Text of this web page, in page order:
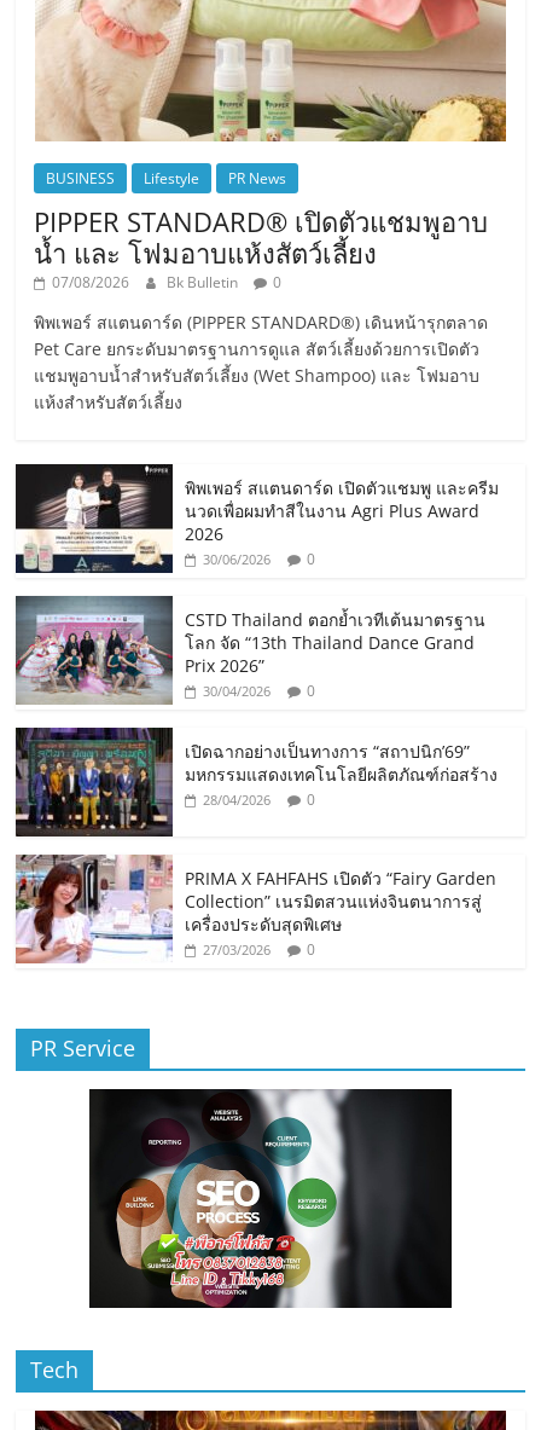
BUSINESS Lifestyle PR News
PIPPER STANDARD® เปิดตัวแชมพูอาบ
น้ำ และ โฟมอาบแห้งสัตว์เลี้ยง
07/08/2026 Bk Bulletin 0
พิพเพอร์ สแตนดาร์ด (PIPPER STANDARD®) เดินหน้ารุกตลาด
Pet Care ยกระดับมาตรฐานการดูแล สัตว์เลี้ยงด้วยการเปิดตัว
แชมพูอาบน้ำสำหรับสัตว์เลี้ยง (Wet Shampoo) และ โฟมอาบ
แห้งสำหรับสัตว์เลี้ยง
พิพเพอร์ สแตนดาร์ด เปิดตัวแชมพู และครีม
นวดเพื่อผมทำสีในงาน Agri Plus Award
2026
30/06/2026 0
CSTD Thailand ตอกย้ำเวทีเต้นมาตรฐาน
โลก จัด “13th Thailand Dance Grand
Prix 2026”
30/04/2026 0
เปิดฉากอย่างเป็นทางการ “สถาปนิก’69”
มหกรรมแสดงเทคโนโลยีผลิตภัณฑ์ก่อสร้าง
28/04/2026 0
PRIMA X FAHFAHS เปิดตัว “Fairy Garden
Collection” เนรมิตสวนแห่งจินตนาการสู่
เครื่องประดับสุดพิเศษ
27/03/2026 0
PR Service
Tech